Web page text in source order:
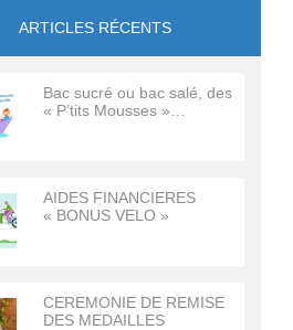
ARTICLES RÉCENTS
Bac sucré ou bac salé, des
« P’tits Mousses »…
AIDES FINANCIERES
« BONUS VELO »
CEREMONIE DE REMISE
DES MEDAILLES